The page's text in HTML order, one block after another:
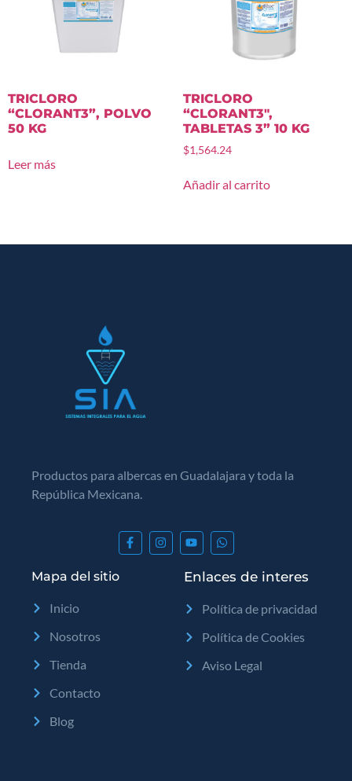
TRICLORO
“CLORANT3”, POLVO
50 KG
Leer más
TRICLORO
“CLORANT3″,
TABLETAS 3” 10 KG
$1,564.24
Añadir al carrito
Productos para albercas en Guadalajara y toda la
República Mexicana.
Mapa del sitio
Inicio
Nosotros
Tienda
Contacto
Blog
Enlaces de interes
Política de privacidad
Política de Cookies
Aviso Legal